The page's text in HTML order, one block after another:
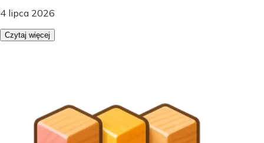
4 lipca 2026
Czytaj więcej